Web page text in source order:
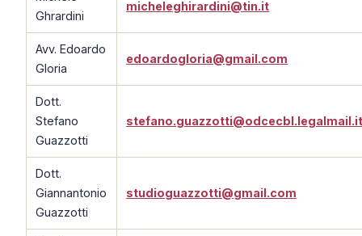
Ghrardini
micheleghirardini@tin.it
Avv. Edoardo
Gloria
edoardogloria@gmail.com
Dott.
Stefano
Guazzotti
Dott.
Giannantonio
Guazzotti
studioguazzotti@gmail.com